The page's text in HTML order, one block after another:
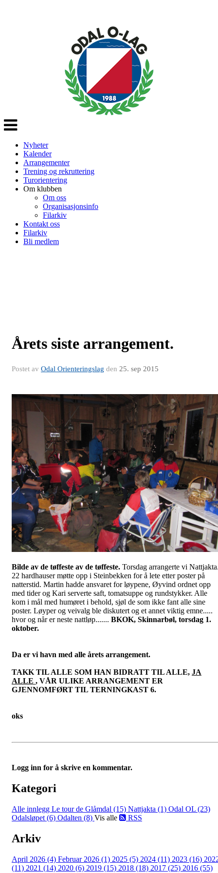
Veksle
navigasjon
Nyheter
Kalender
Arrangementer
Trening og rekruttering
Turorientering
Om klubben
Om oss
Organisasjonsinfo
Filarkiv
Kontakt oss
Filarkiv
Bli medlem
Årets siste arrangement.
Postet av Odal Orienteringslag den 25. sep 2015
Bilde av de tøffeste av de tøffeste. Torsdag arrangerte vi
22 hardhauser møtte opp i Steinbekken for å lete etter poster på
natterstid. Martin hadde ansvaret for løypene, Øyvind ordnet opp
med tider og Kari serverte saft, tomatsuppe og rundstykker. Alle
kom i mål med humøret i behold, sjøl de som ikke fant alle sine
poster. Løyper og veivalg ble diskutert og et annet viktig emne.....
hvor og når er neste nattløp....... BKOK, Skinnarbøl, torsdag 1.
oktober.
Da er vi havn med alle årets arrangement.
TAKK TIL ALLE SOM HAN BIDRATT TIL ALLE, JA
ALLE , VÅR ULIKE ARRANGEMENT ER
GJENNOMFØRT TIL TERNINGKAST 6.
oks
Logg inn for å skrive en kommentar.
Kategori
Alle innlegg Le tour de Glåmdal (15) Nattjakta (1) Odal OL (23)
Odalsløpet (6) Odalten (8) Vis alle RSS
Arkiv
April 2026 (4) Februar 2026 (1) 2025 (5) 2024 (11) 2023 (16)
(11) 2021 (14) 2020 (6) 2019 (15) 2018 (18) 2017 (25) 2016 (55)